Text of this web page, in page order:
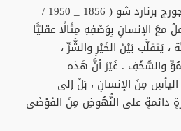
أمَّا الكاتبُ الأيرلندي جورج برنارد شو ( 1856 _ 1950 /
يَتعاملُ معَ الإنسانِ بِوَصْفِهِ مِثَالًا عقليًّا
، يَتقلَّب بَيْنَ الخَيْرِ والشَّرِّ ،
والسُّخْفِ . غَيْرَ أنَّ هَذه
مِنَ الإنسانِ ، بَلْ إلى
دائمةٍ على النُّهُوضِ مِنَ الفَوْضَى